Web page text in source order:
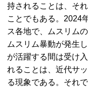
持されることは、そ
ことでもある。2024
ス各地で、ムスリム
ムスリム暴動が発生
が活躍する間は受け
れることは、近代サ
る現象である。それ